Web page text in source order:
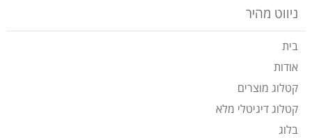
ניווט מהיר
בית
אודות
קטלוג מוצרים
קטלוג דיגיטלי מלא
בלוג